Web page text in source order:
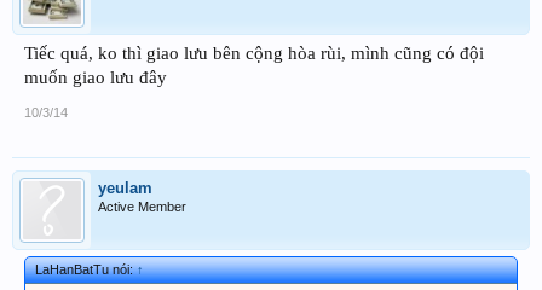
Tiếc quá, ko thì giao lưu bên cộng hòa rùi, mình cũng có đội
muốn giao lưu đây
10/3/14
yeulam
Active Member
LaHanBatTu nói:↑